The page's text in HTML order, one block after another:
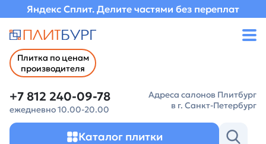
Яндекс Сплит. Делите частями без переплат
Плитка по ценам
производителя
+7 812 240-09-78
ежедневно 10.00-20.00
Адреса салонов Плитбург
в г. Санкт-Петербург
Каталог плитки